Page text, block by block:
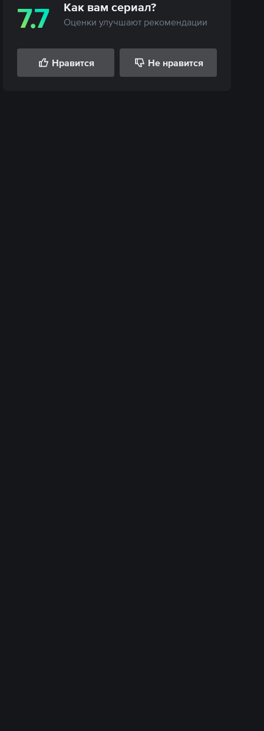
7.7 Как вам сериал?
Оценки улучшают рекомендации
Нравится Не нравится